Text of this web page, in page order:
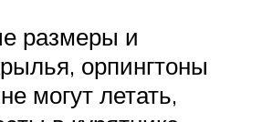
размеры и
орпингтоны
могут летать,